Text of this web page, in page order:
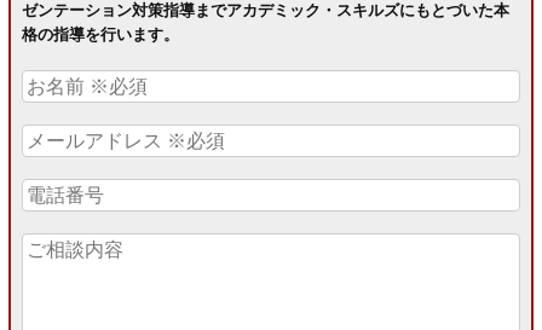
ゼンテーション対策指導までアカデミック・スキルズにもとづいた本
格の指導を行います。